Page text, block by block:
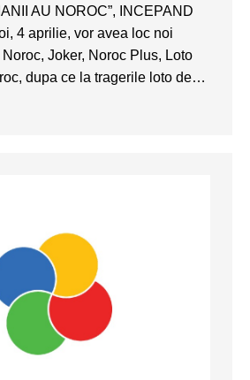
AU NOROC”, INCEPAND
4 aprilie, vor avea loc noi
Joker, Noroc Plus, Loto
dupa ce la tragerile loto de…